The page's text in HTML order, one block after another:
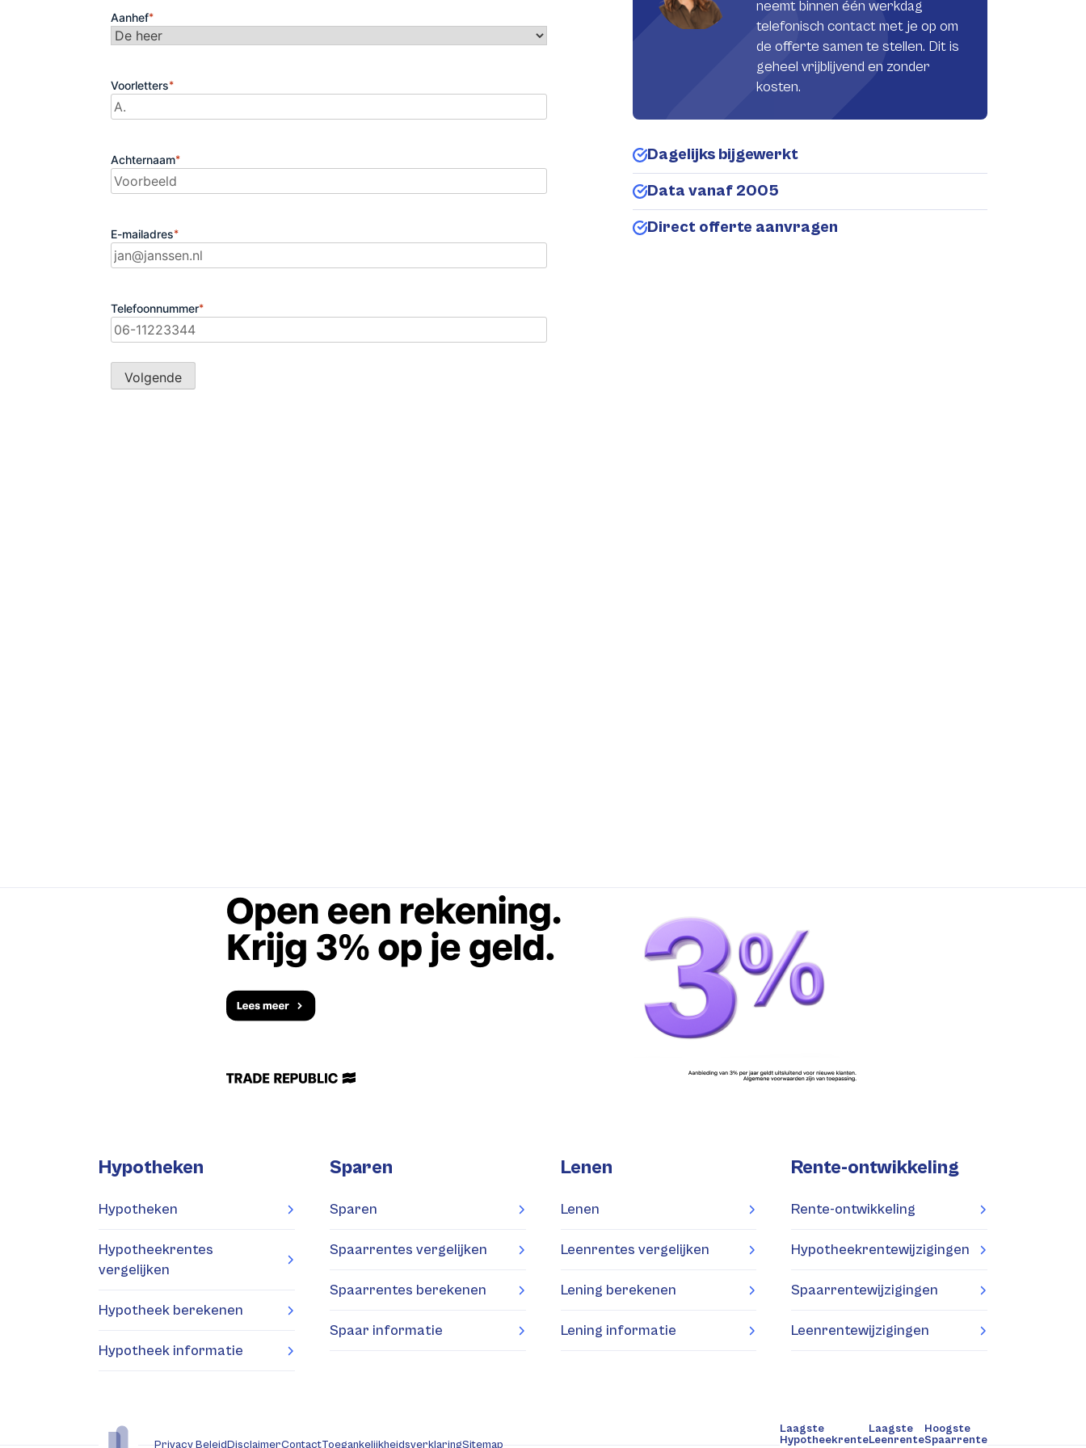
neemt binnen één werkdag
telefonisch contact met je op om
de offerte samen te stellen. Dit is
geheel vrijblijvend en zonder
kosten.
Dagelijks bijgewerkt
Data vanaf 2005
Direct offerte aanvragen
Hypotheken
Hypotheken
Hypotheekrentes
vergelijken
Hypotheek berekenen
Hypotheek informatie
Sparen
Sparen
Spaarrentes vergelijken
Spaarrentes berekenen
Spaar informatie
Lenen
Lenen
Leenrentes vergelijken
Lening berekenen
Lening informatie
Rente-ontwikkeling
Rente-ontwikkeling
Hypotheekrentewijzigingen
Spaarrentewijzigingen
Leenrentewijzigingen
Privacy BeleidDisclaimerContactToegankelijkheidsverklaringSitemap
Laagste
Hypotheekrente
Laagste
Leenrente
Hoogste
Spaarrente